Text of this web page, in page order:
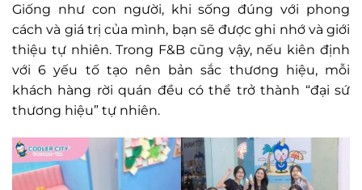
Giống như con người, khi sống đúng với phong
cách và giá trị của mình, bạn sẽ được ghi nhớ và giới
thiệu tự nhiên. Trong F&B cũng vậy, nếu kiên định
với 6 yếu tố tạo nên bản sắc thương hiệu, mỗi
khách hàng rời quán đều có thể trở thành “đại sứ
thương hiệu” tự nhiên.